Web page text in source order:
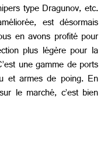
type Dragunov, etc.
est désormais
en avons profité pour
plus légère pour la
une gamme de ports
et armes de poing. En
le marché, c’est bien